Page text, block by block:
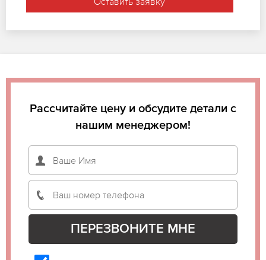
Рассчитайте цену и обсудите детали с
нашим менеджером!